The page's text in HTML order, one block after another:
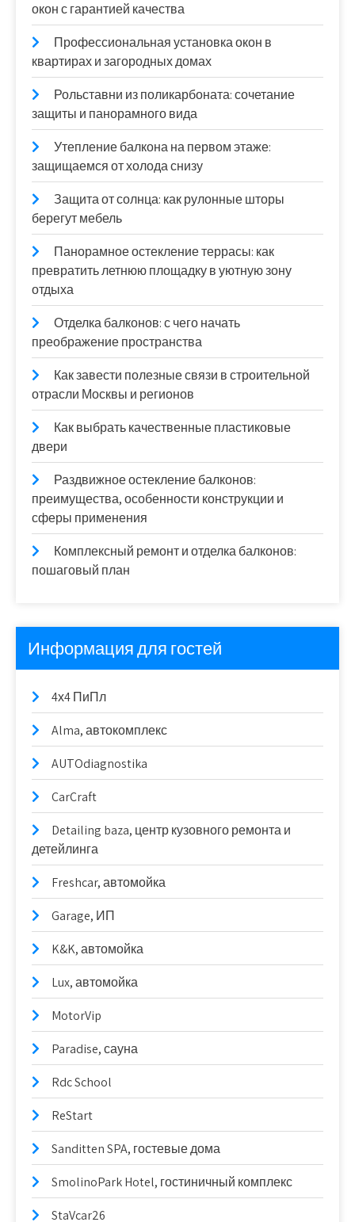
окон с гарантией качества
Профессиональная установка окон в
квартирах и загородных домах
Рольставни из поликарбоната: сочетание
защиты и панорамного вида
Утепление балкона на первом этаже:
защищаемся от холода снизу
Защита от солнца: как рулонные шторы
берегут мебель
Панорамное остекление террасы: как
превратить летнюю площадку в уютную зону
отдыха
Отделка балконов: с чего начать
преображение пространства
Как завести полезные связи в строительной
отрасли Москвы и регионов
Как выбрать качественные пластиковые
двери
Раздвижное остекление балконов:
преимущества, особенности конструкции и
сферы применения
Комплексный ремонт и отделка балконов:
пошаговый план
Информация для гостей
4х4 ПиПл
Alma, автокомплекс
AUTOdiagnostika
CarCraft
Detailing baza, центр кузовного ремонта и
детейлинга
Freshcar, автомойка
Garage, ИП
K&K, автомойка
Lux, автомойка
MotorVip
Paradise, сауна
Rdc School
ReStart
Sanditten SPA, гостевые дома
SmolinoPark Hotel, гостиничный комплекс
StaVcar26